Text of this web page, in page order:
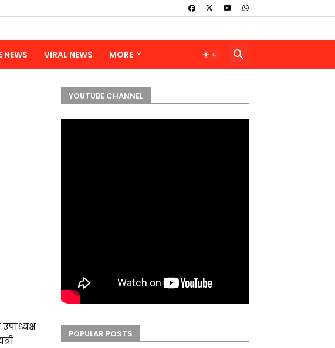
NEWS VIRAL NEWS MORE
YOUTUBE CHANNEL
POPULAR POSTS